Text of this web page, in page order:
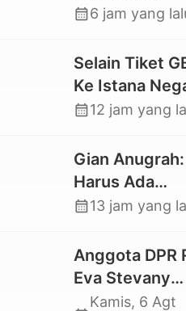
Gandangbatu
Jalan
calendar_month6 jam yang
Selain Tiket
Ke Istana
Mahasiswa
juga Lolos ke
Pekan Seni
Mahasiswa
calendar_month12 jam yang
Gian Anugrah:
Harus Ada
Kepastian
Agar Keluarga
tidak Larut
Trauma dan
calendar_month13 jam yang
Anggota DPR
Eva Stevany
Rataba
Kamis, 6 Agt